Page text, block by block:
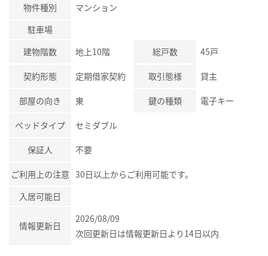
物件種別
マンション
駐車場
建物階数
地上10階 総戸数 45戸
契約形態 定期借家契約 取引態様 貸主
部屋の向き 東 鍵の種類 電子キー
ベッドタイプ セミダブル
保証人 不要
ご利用上の注意 30日以上からご利用可能です。
入居可能日
情報更新日
2026/08/09
次回更新日は情報更新日より14日以内